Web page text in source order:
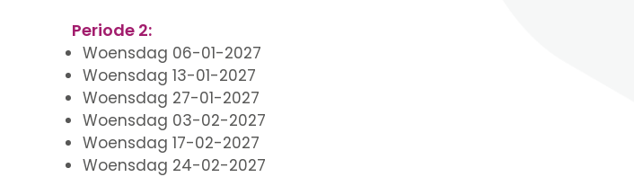
Periode 2:
Woensdag 06-01-2027
Woensdag 13-01-2027
Woensdag 27-01-2027
Woensdag 03-02-2027
Woensdag 17-02-2027
Woensdag 24-02-2027